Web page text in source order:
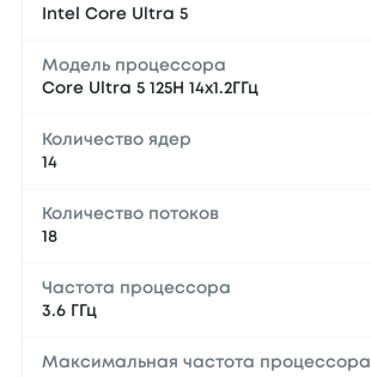
Intel Core Ultra 5
Модель процессора
Core Ultra 5 125H 14x1.2ГГц
Количество ядер
14
Количество потоков
18
Частота процессора
3.6 ГГц
Максимальная частота процессора